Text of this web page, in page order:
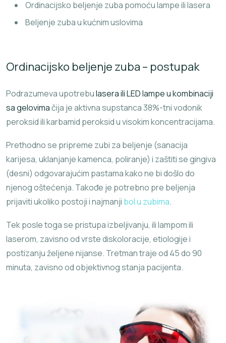
Ordinacijsko beljenje zuba pomoću lampe ili lasera
Beljenje zuba u kućnim uslovima
Ordinacijsko beljenje zuba – postupak
Podrazumeva upotrebulasera ili LED lampe u kombinaciji
sa gelovimačija je aktivna supstanca 38%-tni vodonik
peroksid ili karbamid peroksid u visokim koncentracijama.
Prethodno se pripreme zubi za beljenje (sanacija
karijesa, uklanjanje kamenca, poliranje) i zaštiti se gingiva
(desni) odgovarajućim pastama kako ne bi došlo do
njenog oštećenja. Takođe je potrebno pre beljenja
prijaviti ukoliko postoji i najmanji bol u zubima.
Tek posle toga se pristupa izbeljivanju, ili lampom ili
laserom, zavisno od vrste diskoloracije, etiologije i
postizanju željene nijanse. Tretman traje od 45 do 90
minuta, zavisno od objektivnog stanja pacijenta.